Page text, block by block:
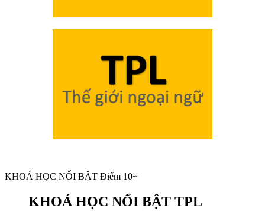
KHOÁ HỌC NỔI BẬT Điểm 10+
KHOÁ HỌC NỔI BẬT TPL